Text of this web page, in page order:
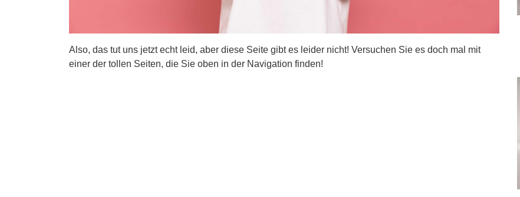
Also, das tut uns jetzt echt leid, aber diese Seite gibt es leider nicht! Versuchen Sie es doch mal mit
einer der tollen Seiten, die Sie oben in der Navigation finden!